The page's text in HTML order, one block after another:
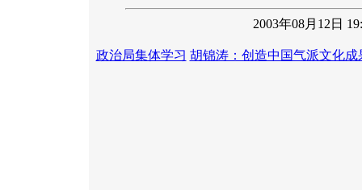
2003年08月12日
政治局集体学习 胡锦涛：创造中国气派文化成